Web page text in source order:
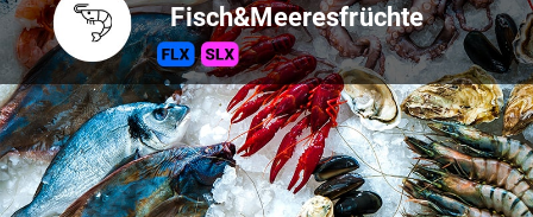
Fisch&Meeresfrüchte